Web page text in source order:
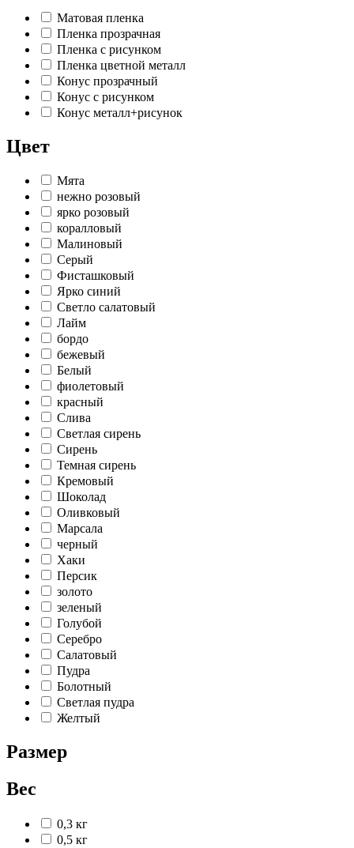
Матовая пленка
Пленка прозрачная
Пленка с рисунком
Пленка цветной металл
Конус прозрачный
Конус с рисунком
Конус металл+рисунок
Цвет
Мята
нежно розовый
ярко розовый
коралловый
Малиновый
Серый
Фисташковый
Ярко синий
Светло салатовый
Лайм
бордо
бежевый
Белый
фиолетовый
красный
Слива
Светлая сирень
Сирень
Темная сирень
Кремовый
Шоколад
Оливковый
Марсала
черный
Хаки
Персик
золото
зеленый
Голубой
Серебро
Салатовый
Пудра
Болотный
Светлая пудра
Желтый
Размер
Вес
0,3 кг
0,5 кг